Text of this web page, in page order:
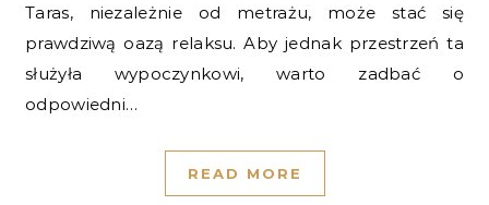
Taras, niezależnie od metrażu, może stać się
prawdziwą oazą relaksu. Aby jednak przestrzeń ta
służyła wypoczynkowi, warto zadbać o
odpowiedni…
READ MORE